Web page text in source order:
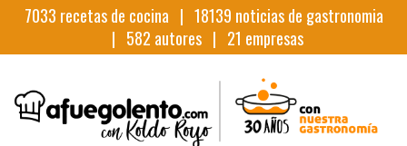
7033 recetas de cocina | 18139 noticias de gastronomia
| 582 autores | 21 empresas